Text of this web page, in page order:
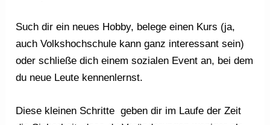
Such dir ein neues Hobby, belege einen Kurs (ja,
auch Volkshochschule kann ganz interessant sein)
oder schließe dich einem sozialen Event an, bei dem
du neue Leute kennenlernst.
Diese kleinen Schritte geben dir im Laufe der Zeit